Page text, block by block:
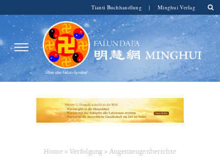
Tianti Buchhandlung | Minghui Verlag
Home > Verfolgung > Augenzeugenberichte